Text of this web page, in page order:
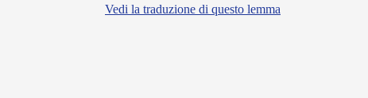
Vedi la traduzione di questo lemma